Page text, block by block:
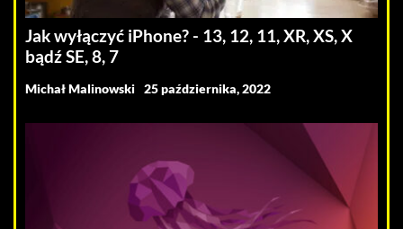
Jak wyłączyć iPhone? - 13, 12, 11, XR, XS, X
bądź SE, 8, 7
Michał Malinowski 25 października, 2022